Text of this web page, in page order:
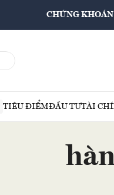
CHỨNG KHOÁN
TIÊU ĐIỂMĐẦU TƯTÀI